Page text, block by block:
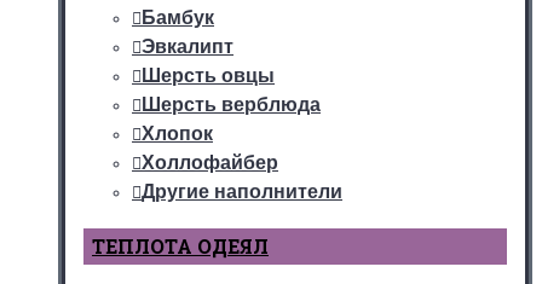
Бамбук
Эвкалипт
Шерсть овцы
Шерсть верблюда
Хлопок
Холлофайбер
Другие наполнители
ТЕПЛОТА ОДЕЯЛ